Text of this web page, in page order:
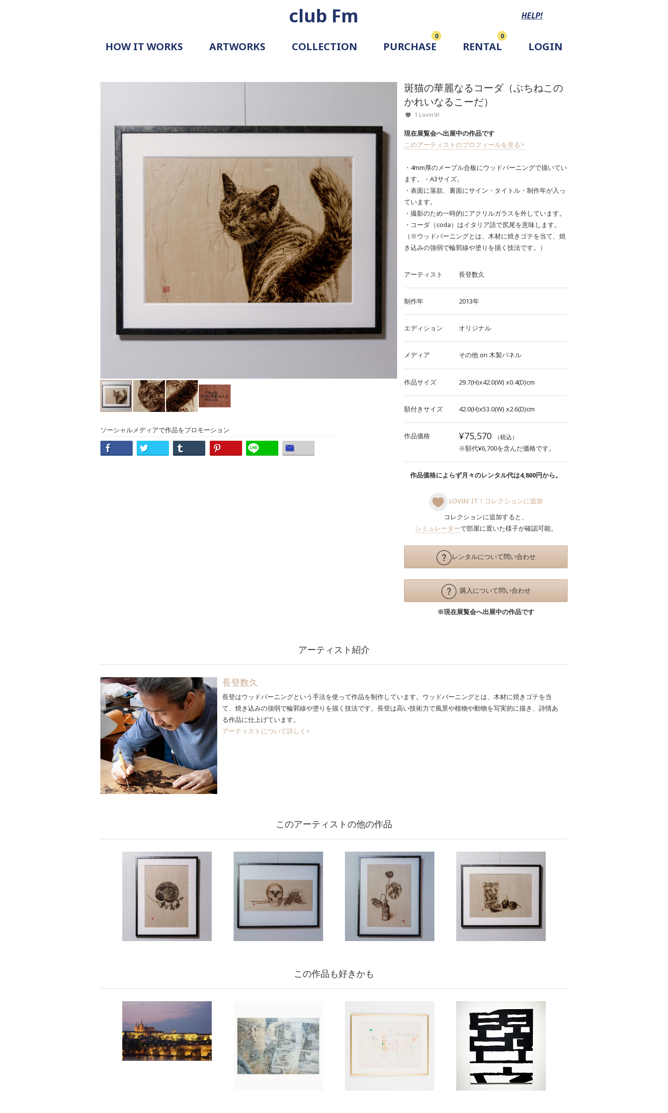
club Fm HELP!
HOW IT WORKS
DOCUMENT
ARTWORKS
COLLECTION
PURCHASE
0
RENTAL
0
LOGIN
ソーシャルメディアで作品をプロモーション
斑猫の華麗なるコーダ（ぶちねこの
かれいなるこーだ）
1 Lovin'it!
現在展覧会へ出展中の作品です
このアーティストのプロフィールを見る>
・4mm厚のメープル合板にウッドバーニングで描いてい
ます。・A3サイズ。
・表面に落款、裏面にサイン・タイトル・制作年が入っ
ています。
・撮影のため一時的にアクリルガラスを外しています。
・コーダ（coda）はイタリア語で尻尾を意味します。
（※ウッドバーニングとは、木材に焼きゴテを当て、焼
き込みの強弱で輪郭線や塗りを描く技法です。）
アーティスト 長登数久
制作年 2013年
エディション オリジナル
メディア その他on 木製パネル
作品サイズ 29.7(H)x42.0(W) x0.4(D)cm
額付きサイズ 42.0(H)x53.0(W) x2.6(D)cm
作品価格 ¥75,570 （税込）
※額代¥6,700を含んだ価格です。
作品価格によらず月々のレンタル代は4,800円から。
LOVIN' IT！コレクションに追加
コレクションに追加すると、
シミュレーターで部屋に置いた様子が確認可能。
レンタルについて問い合わせ
購入について問い合わせ
※現在展覧会へ出展中の作品です
アーティスト紹介
長登数久
長登はウッドバーニングという手法を使って作品を制作しています。ウッドバーニングとは、木材に焼きゴテを当
て、焼き込みの強弱で輪郭線や塗りを描く技法です。長登は高い技術力で風景や植物や動物を写実的に描き、詩情あ
る作品に仕上げています。
アーティストについて詳しく>
このアーティストの他の作品
この作品も好きかも